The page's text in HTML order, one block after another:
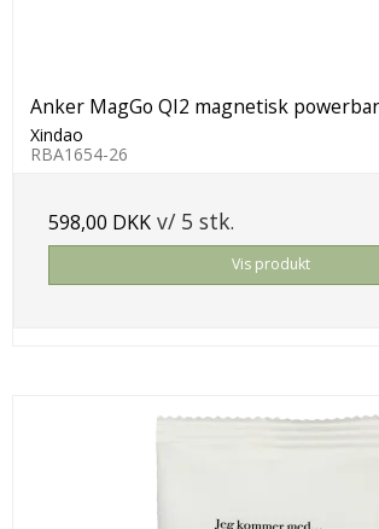
Anker MagGo QI2 magnetisk
Xindao
RBA1654-26
598,00 DKK v/ 5 stk.
Vis produkt